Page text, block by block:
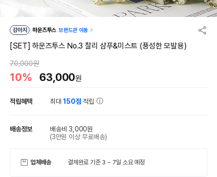
강아지 하운즈투스 브랜드관 이동
[SET] 하운즈투스 No.3 찰리 샴푸&미스트 (풍성한 모발용)
70,000원
10% 63,000원
적립혜택 최대150점 적립
배송정보
배송비 3,000원
(3만원 이상 무료배송)
업체배송 결제완료 기준 3 ~ 7일 소요 예정